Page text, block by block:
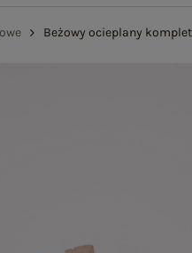
Beżowy ocieplany